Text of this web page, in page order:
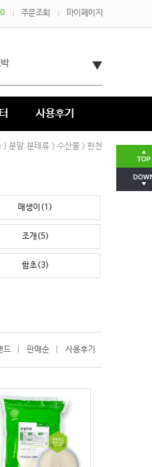
0 주문조회 마이페이지
태장
사용후기
> 분말.분태류 > 수산물 > 한천
매생이(1)
조개(5)
함초(3)
드 판매순 사용후기